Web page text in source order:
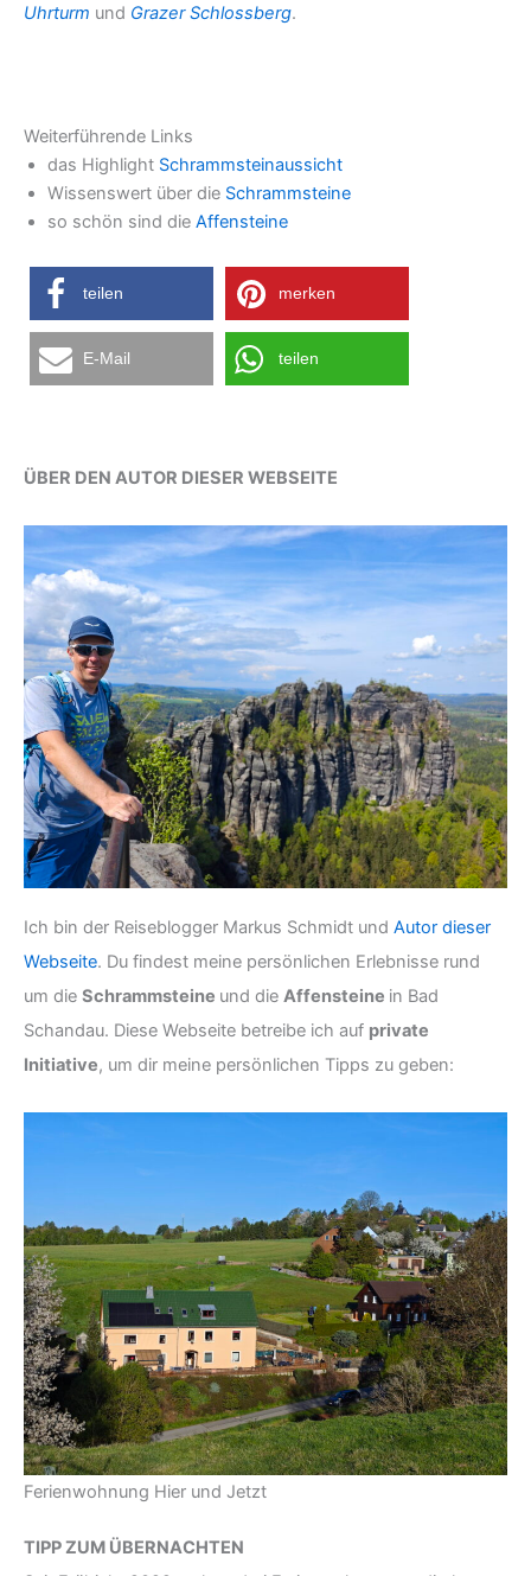
Uhrturm und Grazer Schlossberg.
Weiterführende Links
das Highlight Schrammsteinaussicht
Wissenswert über die Schrammsteine
so schön sind die Affensteine
teilen merken
E-Mail teilen
ÜBER DEN AUTOR DIESER WEBSEITE
Ich bin der Reiseblogger Markus Schmidt und Autor dieser
Webseite. Du findest meine persönlichen Erlebnisse rund
um die Schrammsteine und die Affensteine in Bad
Schandau. Diese Webseite betreibe ich auf private
Initiative, um dir meine persönlichen Tipps zu geben:
Ferienwohnung Hier und Jetzt
TIPP ZUM ÜBERNACHTEN